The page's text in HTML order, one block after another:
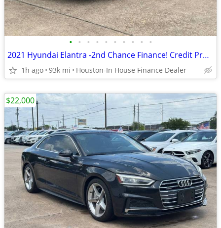
• • • • • • • • • •
2021 Hyundai Elantra -2nd Chance Finance! Credit Prob OK!
1h ago 93k mi Houston-In House Finance Dealer
$22,000